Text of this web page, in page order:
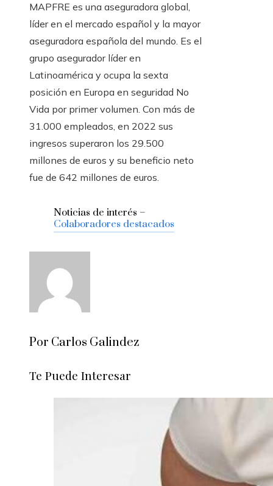
MAPFRE es una aseguradora global,
líder en el mercado español y la mayor
aseguradora española del mundo. Es el
grupo asegurador líder en
Latinoamérica y ocupa la sexta
posición en Europa en seguridad No
Vida por primer volumen. Con más de
31.000 empleados, en 2022 sus
ingresos superaron los 29.500
millones de euros y su beneficio neto
fue de 642 millones de euros.
Noticias de interés –
Colaboradores destacados
Por Carlos Galindez
Te Puede Interesar